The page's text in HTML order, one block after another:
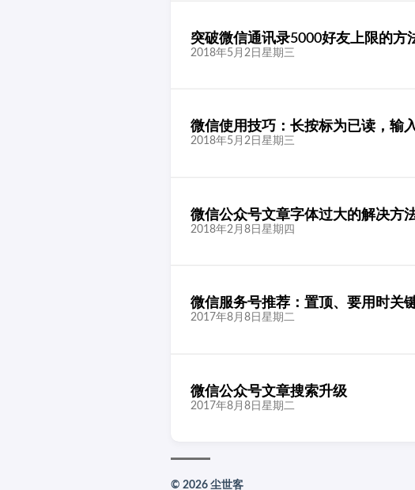
突破微信通讯录5000好友上限的方
2018年5月2日星期三
微信使用技巧：长按标为已读，输
2018年5月2日星期三
微信公众号文章字体过大的解决方
2018年2月8日星期四
微信服务号推荐：置顶、要用时关
2017年8月8日星期二
微信公众号文章搜索升级
2017年8月8日星期二
© 2026 尘世客